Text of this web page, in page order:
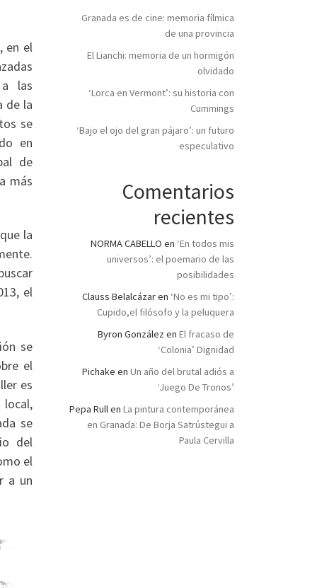
en el
las
de la
se
en
de
más
la
el
se
el
es
se
del
el
a un
Granada es de cine: memoria fílmica
de una provincia
El Lianchi: memoria de un hormigón
olvidado
‘Lorca en Vermont’: su historia con
Cummings
‘Bajo el ojo del gran pájaro’: un futuro
especulativo
Comentarios
recientes
NORMA CABELLO en ‘En todos mis
universos’: el poemario de las
posibilidades
Clauss Belalcázaren ‘No es mi tipo’:
Cupido,el filósofo y la peluquera
Byron González en El fracaso de
‘Colonia’ Dignidad
Pichake en Un año del brutal adiós a
‘Juego De Tronos’
Pepa Rullen La pintura contemporánea
en Granada: De Borja Satrústegui a
Paula Cervilla